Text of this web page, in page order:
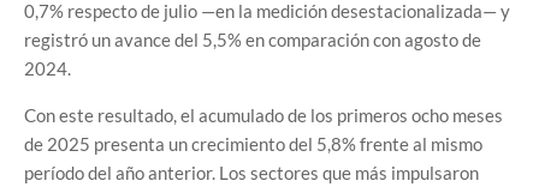
0,7% respecto de julio —en la medición desestacionalizada— y
registró un avance del 5,5% en comparación con agosto de
2024.
Con este resultado, el acumulado de los primeros ocho meses
de 2025 presenta un crecimiento del 5,8% frente al mismo
período del año anterior. Los sectores que más impulsaron